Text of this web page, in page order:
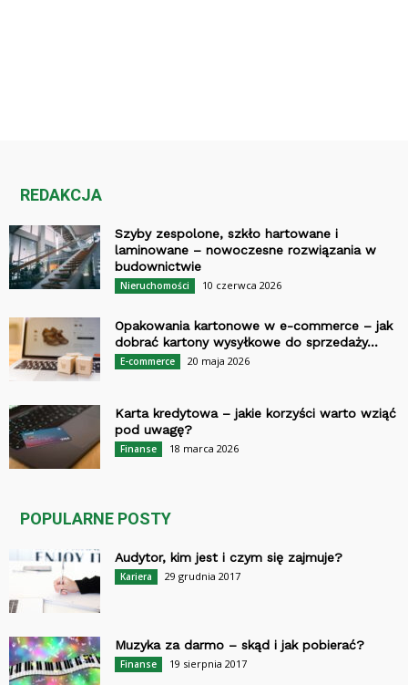
REDAKCJA
Szyby zespolone, szkło hartowane i
laminowane – nowoczesne rozwiązania w
budownictwie
Nieruchomości 10 czerwca 2026
Opakowania kartonowe w e-commerce – jak
dobrać kartony wysyłkowe do sprzedaży...
E-commerce 20 maja 2026
Karta kredytowa – jakie korzyści warto wziąć
pod uwagę?
Finanse 18 marca 2026
POPULARNE POSTY
Audytor, kim jest i czym się zajmuje?
Kariera 29 grudnia 2017
Muzyka za darmo – skąd i jak pobierać?
Finanse 19 sierpnia 2017